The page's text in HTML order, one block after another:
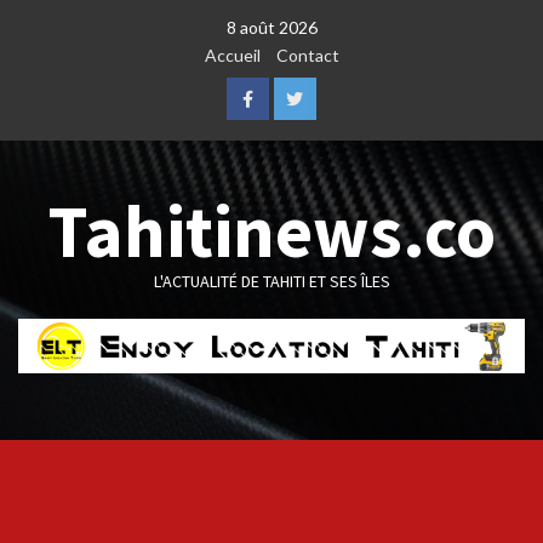
8 août 2026
Accueil
Contact
FacebookTwitter
Tahitinews.co
L'ACTUALITÉ DE TAHITI ET SES ÎLES